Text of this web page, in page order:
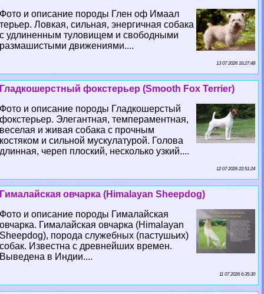
Фото и описание породы Глен оф Имаал
терьер. Ловкая, сильная, энергичная собака
с удлиненным туловищем и свободными
размашистыми движениями....
13 07 2026 16:27:48
Гладкошерстный фокстерьер (Smooth Fox Terrier)
Фото и описание породы Гладкошерстый
фокстерьер. Элегантная, темпераментная,
веселая и живая собака с прочным
костяком и сильной мускулатурой. Голова
длинная, череп плоский, несколько узкий....
12 07 2026 22:51:24
Гималайская овчарка (Himalayan Sheepdog)
Фото и описание породы Гималайская
овчарка. Гималайская овчарка (Himalayan
Sheepdog), порода служебных (пастушьих)
собак. Известна с древнейших времен.
Выведена в Индии....
11 07 2026 6:35:30